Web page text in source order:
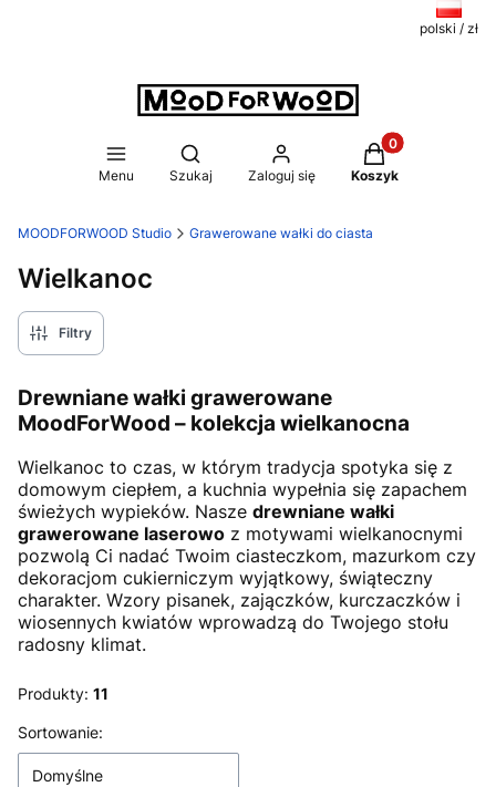
polski / zł
Menu
Otwórz wyszukiwarkę
Szukaj Zaloguj się
Produkty w
Koszyk
MOODFORWOOD Studio Grawerowane wałki do ciasta
Wielkanoc
Filtry
Drewniane wałki grawerowane
MoodForWood – kolekcja wielkanocna
Wielkanoc to czas, w którym tradycja spotyka się z
domowym ciepłem, a kuchnia wypełnia się zapachem
świeżych wypieków. Nasze drewniane wałki
grawerowane laserowo z motywami wielkanocnymi
pozwolą Ci nadać Twoim ciasteczkom, mazurkom czy
dekoracjom cukierniczym wyjątkowy, świąteczny
charakter. Wzory pisanek, zajączków, kurczaczków i
wiosennych kwiatów wprowadzą do Twojego stołu
radosny klimat.
Produkty: 11
Lista produktów
Sortowanie:
Domyślne